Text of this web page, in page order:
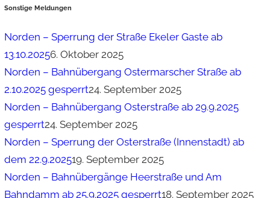
Sonstige Meldungen
Norden – Sperrung der Straße Ekeler Gaste ab
13.10.20256. Oktober 2025
Norden – Bahnübergang Ostermarscher Straße ab
2.10.2025 gesperrt24. September 2025
Norden – Bahnübergang Osterstraße ab 29.9.2025
gesperrt24. September 2025
Norden – Sperrung der Osterstraße (Innenstadt) ab
dem 22.9.202519. September 2025
Norden – Bahnübergänge Heerstraße und Am
Bahndamm ab 25.9.2025 gesperrt18. September 2025